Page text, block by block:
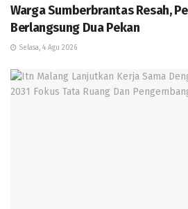
Warga Sumberbrantas Resah,
Berlangsung Dua Pekan
Selasa, 4 Agu 2026